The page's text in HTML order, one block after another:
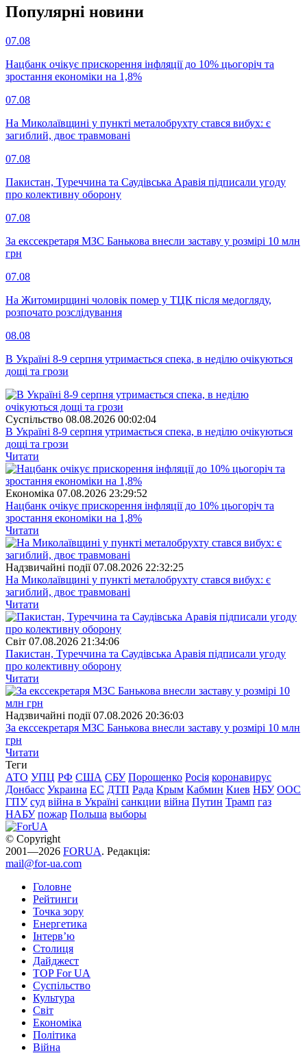
Популярнi новини
07.08
Нацбанк очікує прискорення інфляції до 10% цьогоріч та
зростання економіки на 1,8%
07.08
На Миколаївщині у пункті металобрухту стався вибух: є
загиблий, двоє травмовані
07.08
Пакистан, Туреччина та Саудівська Аравія підписали угоду
про колективну оборону
07.08
За екссекретаря МЗС Банькова внесли заставу у розмірі 10 млн
грн
07.08
На Житомирщині чоловік помер у ТЦК після медогляду,
розпочато розслідування
08.08
В Україні 8-9 серпня утримається спека, в неділю очікуються
дощі та грози
Суспiльство 08.08.2026 00:02:04
В Україні 8-9 серпня утримається спека, в неділю очікуються
дощі та грози
Читати
Економіка 07.08.2026 23:29:52
Нацбанк очікує прискорення інфляції до 10% цьогоріч та
зростання економіки на 1,8%
Читати
Надзвичайні події 07.08.2026 22:32:25
На Миколаївщині у пункті металобрухту стався вибух: є
загиблий, двоє травмовані
Читати
Свiт 07.08.2026 21:34:06
Пакистан, Туреччина та Саудівська Аравія підписали угоду
про колективну оборону
Читати
Надзвичайні події 07.08.2026 20:36:03
За екссекретаря МЗС Банькова внесли заставу у розмірі 10 млн
грн
Читати
Теги
АТО УПЦ РФ США СБУ Порошенко Росія коронавирус
Донбасс Украина ЕС ДТП Рада Крым Кабмин Киев НБУ ООС
ГПУ суд війна в Україні санкции війна Путин Трамп газ
НАБУ пожар Польша выборы
© Copyright
2001—2026 FORUA. Редакція:
mail@for-ua.com
Головне
Рейтинги
Точка зору
Енергетика
Інтерв’ю
Столиця
Дайджест
TOP For UA
Суспiльство
Культура
Світ
Економіка
Політика
Війна